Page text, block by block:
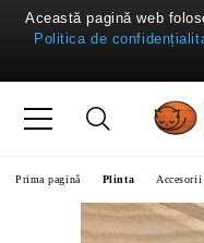
Prima pagină Plinta
Această pagină web
Politica de